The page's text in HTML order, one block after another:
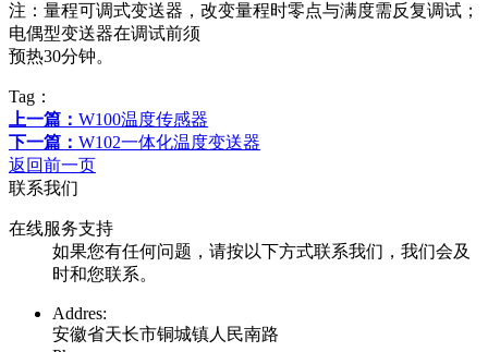
注：量程可调式变送器，改变量程时零点与满度需反复调试；
电偶型变送器在调试前须
预热30分钟。
Tag：
上一篇： W100温度传感器
下一篇： W102一体化温度变送器
返回前一页
联系我们
在线服务支持
如果您有任何问题，请按以下方式联系我们，我们会及
时和您联系。
Addres:
安徽省天长市铜城镇人民南路